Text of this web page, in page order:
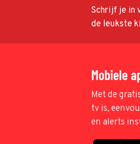
Schrijf je in
de leukste
Mobiele
Met de
tv is,
en alerts